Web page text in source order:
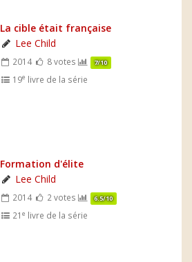
La cible était française
Lee Child
2014 8 votes 7/10
19e livre de la série
Formation d'élite
Lee Child
2014 2 votes 6.5/10
21e livre de la série